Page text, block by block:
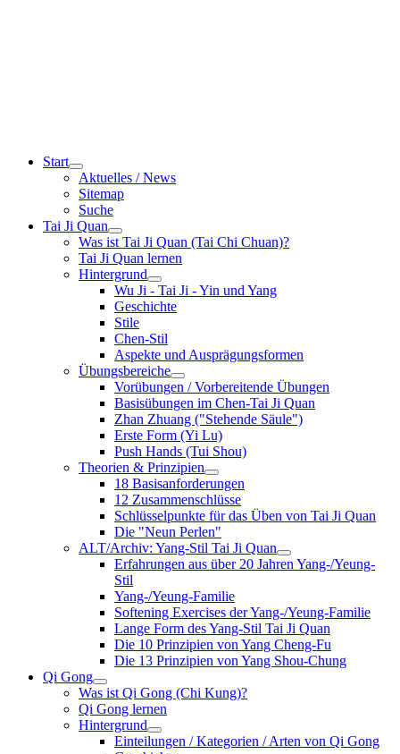
Start
Aktuelles / News
Sitemap
Suche
Tai Ji Quan
Was ist Tai Ji Quan (Tai Chi Chuan)?
Tai Ji Quan lernen
Hintergrund
Wu Ji - Tai Ji - Yin und Yang
Geschichte
Stile
Chen-Stil
Aspekte und Ausprägungsformen
Übungsbereiche
Vorübungen / Vorbereitende Übungen
Basisübungen im Chen-Tai Ji Quan
Zhan Zhuang ("Stehende Säule")
Erste Form (Yi Lu)
Push Hands (Tui Shou)
Theorien & Prinzipien
18 Basisanforderungen
12 Zusammenschlüsse
Schlüsselpunkte für das Üben von Tai Ji Quan
Die "Neun Perlen"
ALT/Archiv: Yang-Stil Tai Ji Quan
Erfahrungen aus über 20 Jahren Yang-/Yeung-
Stil
Yang-/Yeung-Familie
Softening Exercises der Yang-/Yeung-Familie
Lange Form des Yang-Stil Tai Ji Quan
Die 10 Prinzipien von Yang Cheng-Fu
Die 13 Prinzipien von Yang Shou-Chung
Qi Gong
Was ist Qi Gong (Chi Kung)?
Qi Gong lernen
Hintergrund
Einteilungen / Kategorien / Arten von Qi Gong